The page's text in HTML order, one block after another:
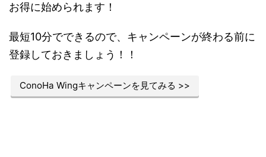
お得に始められます！
最短10分でできるので、キャンペーンが終わる前に
登録しておきましょう！！
ConoHa Wingキャンペーンを見てみる >>